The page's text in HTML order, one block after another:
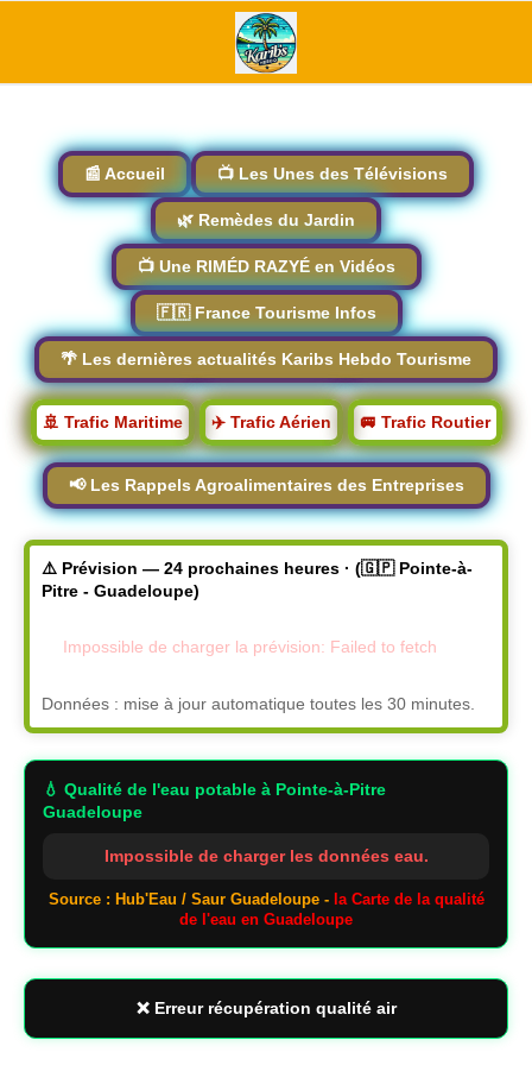
📰 Accueil 📺 Les Unes des Télévisions
🌿 Remèdes du Jardin
📺 Une RIMÉD RAZYÉ en Vidéos
🇫🇷 France Tourisme Infos
🌴 Les dernières actualités Karibs Hebdo Tourisme
🚢 Trafic Maritime ✈️ Trafic Aérien 🚐 Trafic Routier
📢 Les Rappels Agroalimentaires des Entreprises
⚠️ Prévision — 24 prochaines heures · (🇬🇵 Pointe-à-
Pitre - Guadeloupe)
Impossible de charger la prévision: Failed to fetch
Données : mise à jour automatique toutes les 30 minutes.
💧 Qualité de l'eau potable à Pointe-à-Pitre
Guadeloupe
Impossible de charger les données eau.
Source : Hub'Eau / Saur Guadeloupe - la Carte de la qualité
de l'eau en Guadeloupe
❌ Erreur récupération qualité air